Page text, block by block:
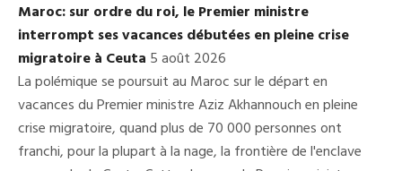
Maroc: sur ordre du roi, le Premier ministre
interrompt ses vacances débutées en pleine crise
migratoire à Ceuta 5 août 2026
La polémique se poursuit au Maroc sur le départ en
vacances du Premier ministre Aziz Akhannouch en pleine
crise migratoire, quand plus de 70 000 personnes ont
franchi, pour la plupart à la nage, la frontière de l'enclave